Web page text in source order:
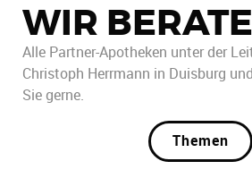
WIR
Alle Partner-Apotheken unter der
Christoph Herrmann in Duisburg
Sie gerne.
Themen